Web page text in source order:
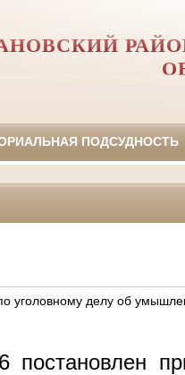
ПОДСУДНОСТЬ
уголовному делу об
постановлен